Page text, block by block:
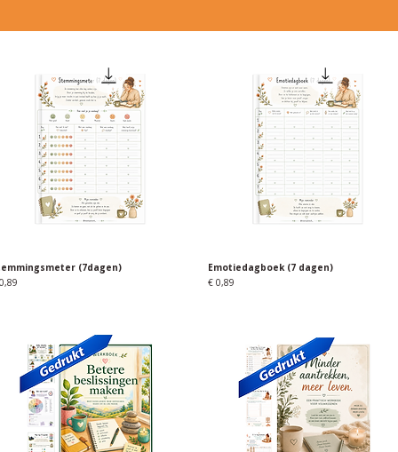
Snel overzicht
(7dagen)
Snel overzicht
Emotiedagboek (7 dagen)
Prijs
€ 0,89